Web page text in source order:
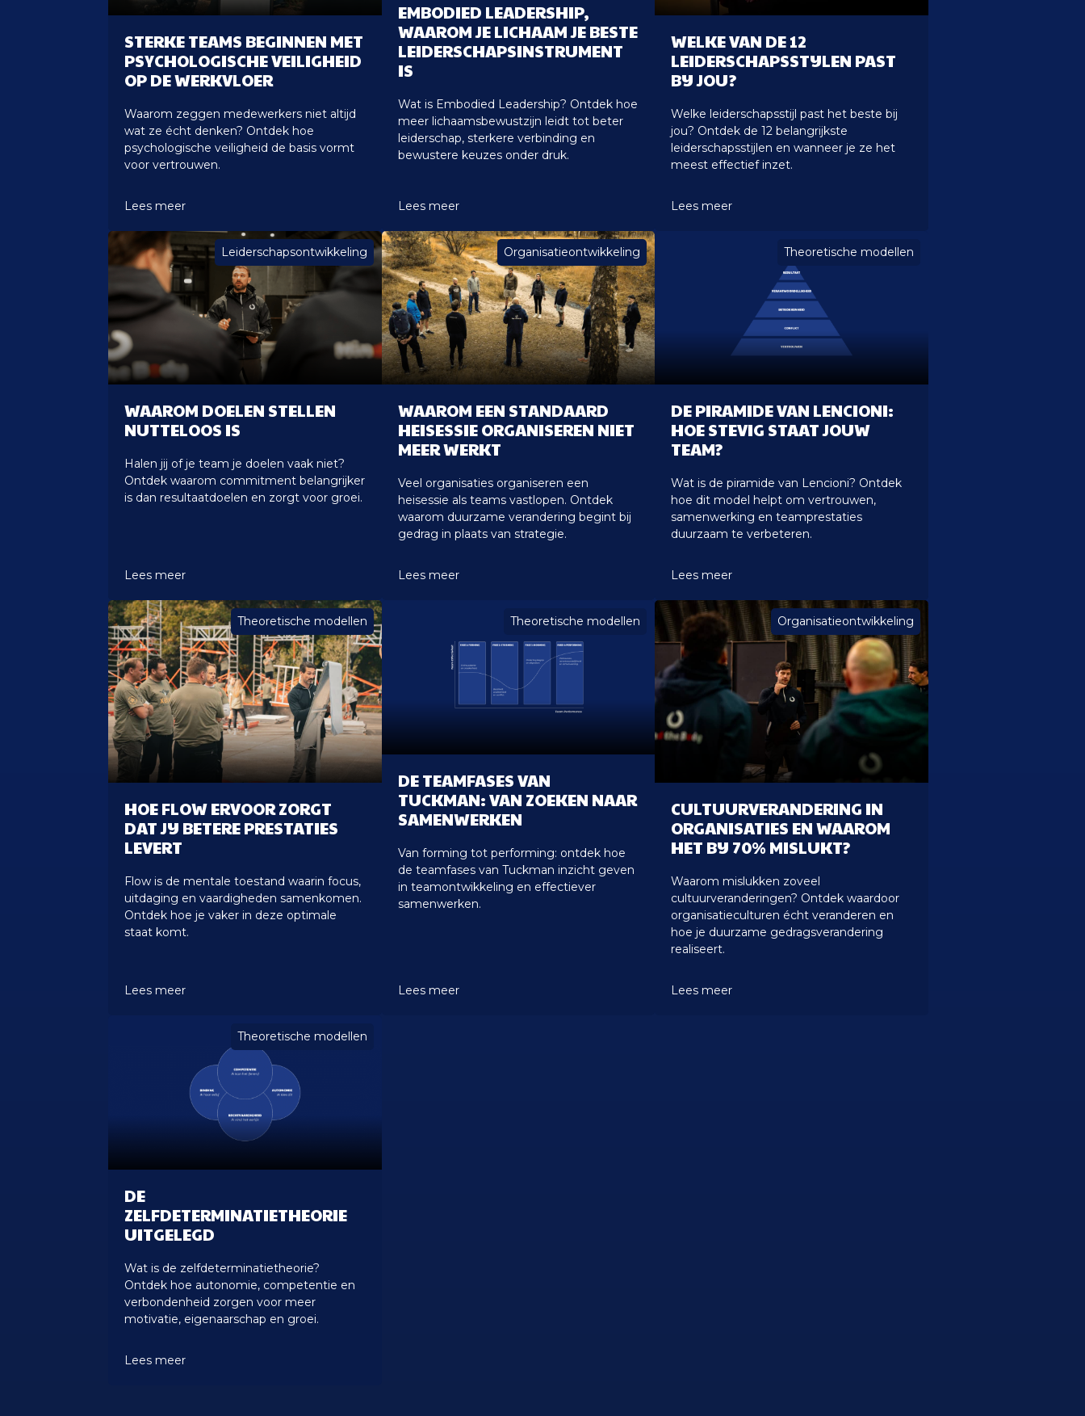
STERKE TEAMS BEGINNEN MET
PSYCHOLOGISCHE VEILIGHEID
OP DE WERKVLOER
Waarom zeggen medewerkers niet altijd
wat ze écht denken? Ontdek hoe
psychologische veiligheid de basis vormt
voor vertrouwen.
Lees meer
EMBODIED LEADERSHIP,
WAAROM JE LICHAAM JE BESTE
LEIDERSCHAPSINSTRUMENT
IS
Wat is Embodied Leadership? Ontdek hoe
meer lichaamsbewustzijn leidt tot beter
leiderschap, sterkere verbinding en
bewustere keuzes onder druk.
Lees meer
WELKE VAN DE 12
LEIDERSCHAPSSTIJLEN PAST
BIJ JOU?
Welke leiderschapsstijl past het beste bij
jou? Ontdek de 12 belangrijkste
leiderschapsstijlen en wanneer je ze het
meest effectief inzet.
Lees meer
Leiderschapsontwikkeling
WAAROM DOELEN STELLEN
NUTTELOOS IS
Halen jij of je team je doelen vaak niet?
Ontdek waarom commitment belangrijker
is dan resultaatdoelen en zorgt voor groei.
Lees meer
Organisatieontwikkeling
WAAROM EEN STANDAARD
HEISESSIE ORGANISEREN NIET
MEER WERKT
Veel organisaties organiseren een
heisessie als teams vastlopen. Ontdek
waarom duurzame verandering begint bij
gedrag in plaats van strategie.
Lees meer
Theoretische modellen
DE PIRAMIDE VAN LENCIONI:
HOE STEVIG STAAT JOUW
TEAM?
Wat is de piramide van Lencioni? Ontdek
hoe dit model helpt om vertrouwen,
samenwerking en teamprestaties
duurzaam te verbeteren.
Lees meer
Theoretische modellen
HOE FLOW ERVOOR ZORGT
DAT JIJ BETERE PRESTATIES
LEVERT
Flow is de mentale toestand waarin focus,
uitdaging en vaardigheden samenkomen.
Ontdek hoe je vaker in deze optimale
staat komt.
Lees meer
Theoretische modellen
DE TEAMFASES VAN
TUCKMAN: VAN ZOEKEN NAAR
SAMENWERKEN
Van forming tot performing: ontdek hoe
de teamfases van Tuckman inzicht geven
in teamontwikkeling en effectiever
samenwerken.
Lees meer
Organisatieontwikkeling
CULTUURVERANDERING IN
ORGANISATIES EN WAAROM
HET BIJ 70% MISLUKT?
Waarom mislukken zoveel
cultuurveranderingen? Ontdek waardoor
organisatieculturen écht veranderen en
hoe je duurzame gedragsverandering
realiseert.
Lees meer
Theoretische modellen
DE
ZELFDETERMINATIETHEORIE
UITGELEGD
Wat is de zelfdeterminatietheorie?
Ontdek hoe autonomie, competentie en
verbondenheid zorgen voor meer
motivatie, eigenaarschap en groei.
Lees meer